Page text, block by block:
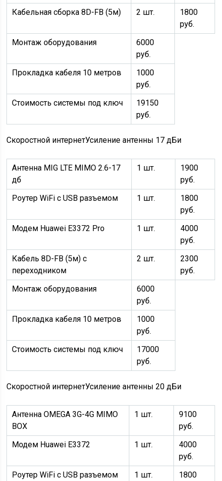
Кабельная сборка 8D-FB (5м) 2 шт.
1800
руб.
Монтаж оборудования
6000
руб.
Прокладка кабеля 10 метров
1000
руб.
Стоимость системы под ключ
19150
руб.
Скоростной интернетУсиление антенны 17 дБи
Антенна MIG LTE MIMO 2.6-17
дб
1 шт.
1900
руб.
Роутер WiFi с USB разъемом
1 шт.
1800
руб.
Модем Huawei E3372 Pro
1 шт.
4000
руб.
Кабель 8D-FB (5м) с
переходником
2 шт.
2300
руб.
Монтаж оборудования
6000
руб.
Прокладка кабеля 10 метров
1000
руб.
Стоимость системы под ключ
17000
руб.
Скоростной интернетУсиление антенны 20 дБи
Антенна OMEGA 3G-4G MIMO
BOX
1 шт.
9100
руб.
Модем Huawei E3372
1 шт.
4000
руб.
Роутер WiFi с USB разъемом
1 шт.
1800